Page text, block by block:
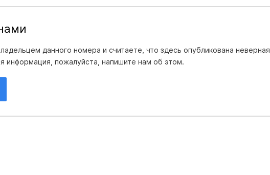
данного номера и считаете, что здесь опубликована неверная
информация, пожалуйста, напишите нам об этом.